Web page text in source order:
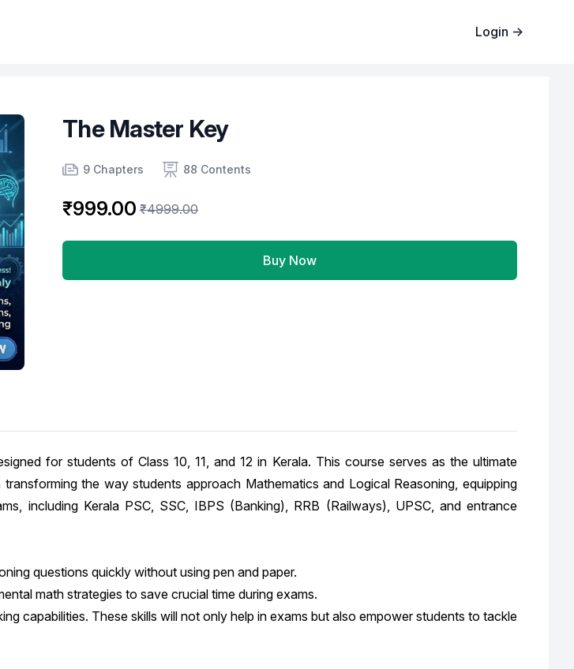
Login →
The Master Key
Number of chapters
9 Chapters
Number of contents 88 Contents
₹999.00 ₹4999.00
Buy Now
for students of Class 10, 11, and 12 in Kerala. This course serves as the ultimate
the way students approach Mathematics and Logical Reasoning, equipping
including Kerala PSC, SSC, IBPS (Banking), RRB (Railways), UPSC, and entrance
questions quickly without using pen and paper.
math strategies to save crucial time during exams.
capabilities. These skills will not only help in exams but also empower students to tackle